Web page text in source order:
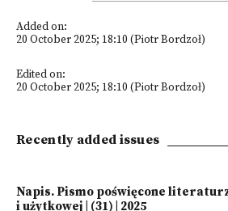
Added on:
20 October 2025; 18:10 (Piotr Bordzoł)
Edited on:
20 October 2025; 18:10 (Piotr Bordzoł)
Recently added issues
Napis. Pismo poświęcone
i użytkowej | (31) | 2025